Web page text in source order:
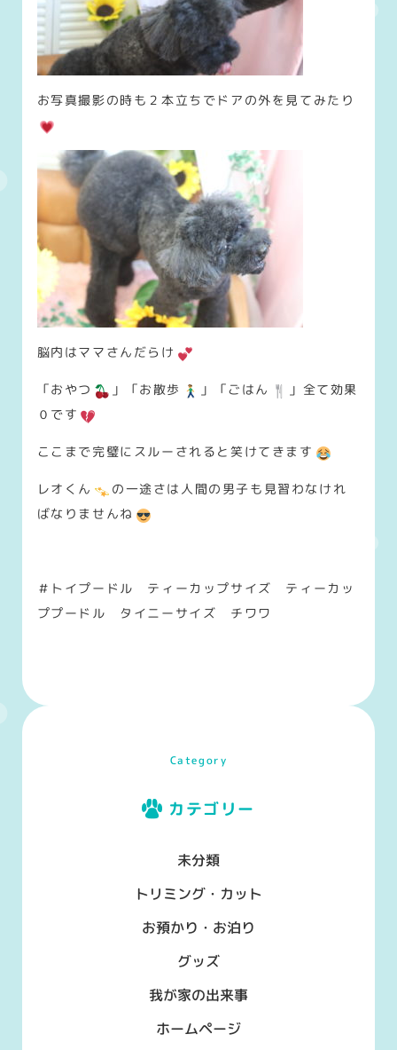
お写真撮影の時も２本立ちでドアの外を見てみたり
脳内はママさんだらけ
「おやつ 」「お散歩 」「ごはん
」全て効果
０です
ここまで完璧にスルーされると笑けてきます
レオくん
の一途さは人間の男子も見習わなけれ
ばなりませんね
＃トイプードル ティーカップサイズ ティーカッ
ププードル タイニーサイズ チワワ
Category
カテゴリー
未分類
トリミング・カット
お預かり・お泊り
グッズ
我が家の出来事
ホームページ